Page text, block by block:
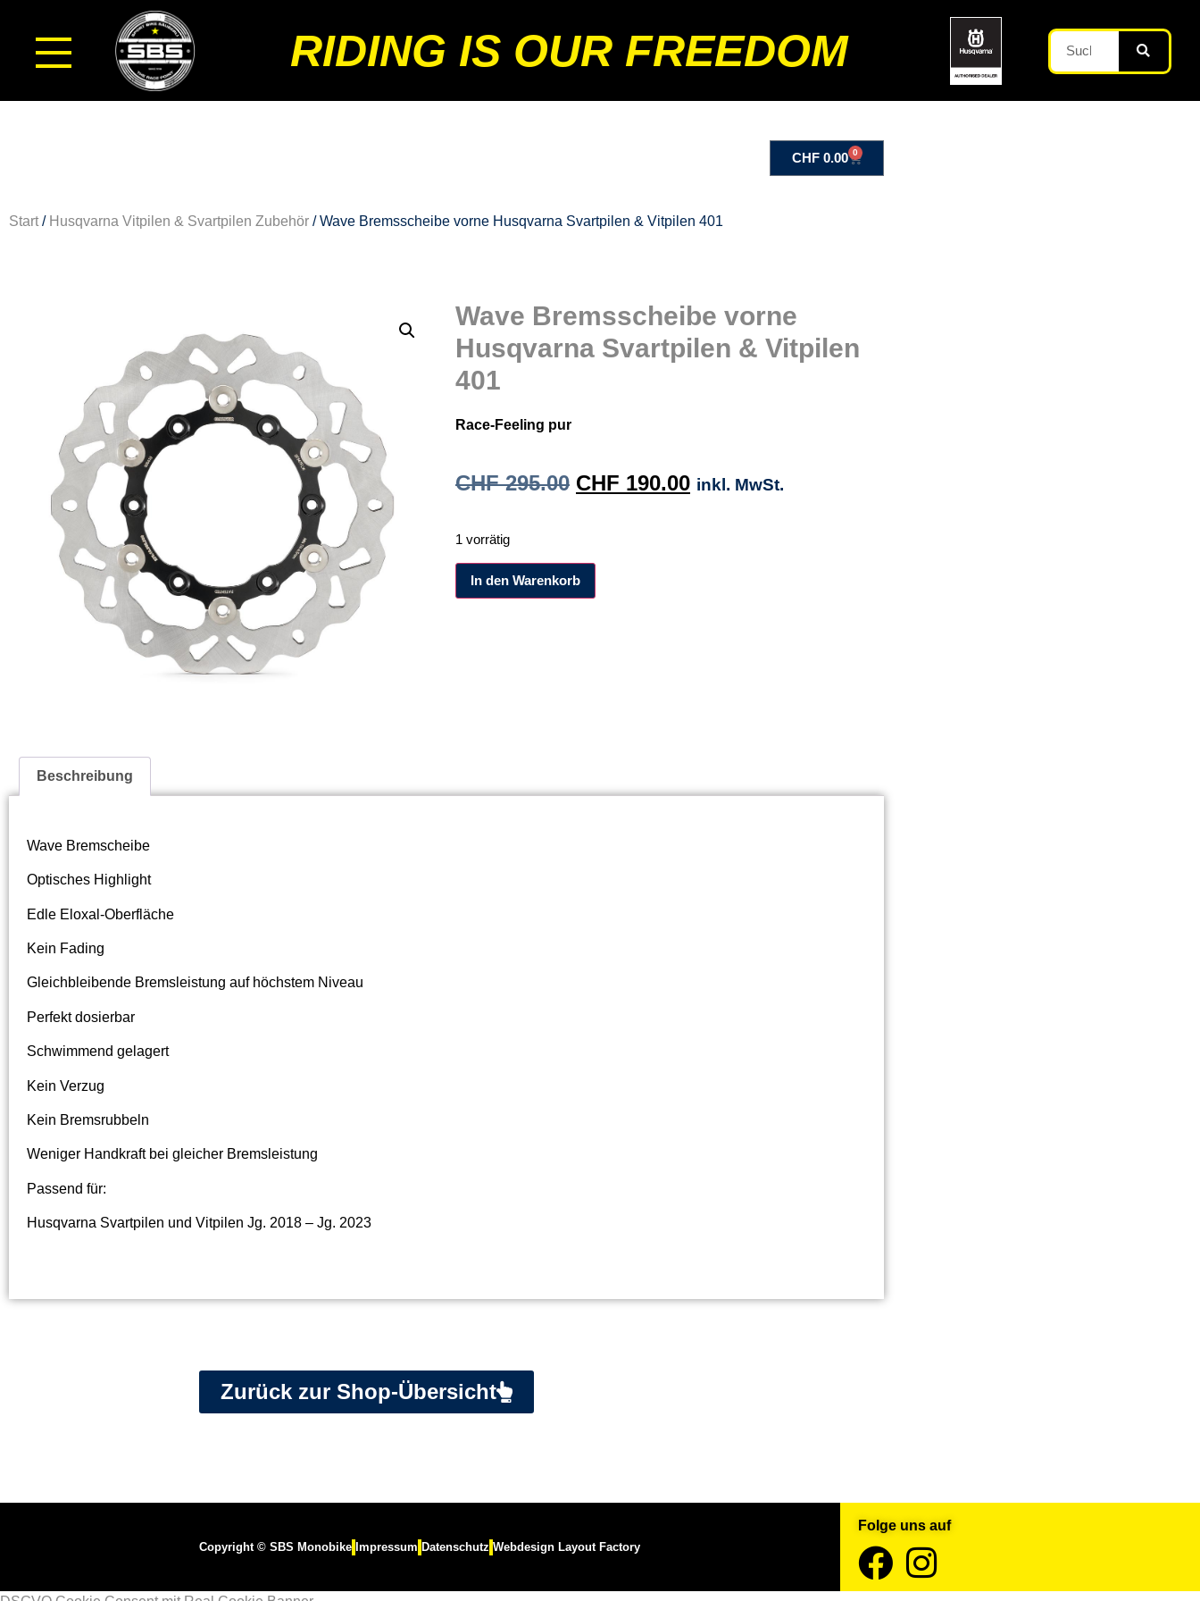
RIDING IS OUR FREEDOM
CHF 0.00 0
Start/ Husqvarna Vitpilen & Svartpilen Zubehör / Wave Bremsscheibe vorne Husqvarna Svartpilen & Vitpilen 401
Wave Bremsscheibe vorne
Husqvarna Svartpilen & Vitpilen
401
Race-Feeling pur
CHF295.00 CHF 190.00 inkl. MwSt.
1 vorrätig
In den Warenkorb
Beschreibung
Wave Bremscheibe
Optisches Highlight
Edle Eloxal-Oberfläche
Kein Fading
Gleichbleibende Bremsleistung auf höchstem Niveau
Perfekt dosierbar
Schwimmend gelagert
Kein Verzug
Kein Bremsrubbeln
Weniger Handkraft bei gleicher Bremsleistung
Passend für:
Husqvarna Svartpilen und Vitpilen Jg. 2018 – Jg. 2023
Zurück zur Shop-Übersicht
Copyright © SBS Monobike Impressum Datenschutz Webdesign Layout Factory
Folge uns auf